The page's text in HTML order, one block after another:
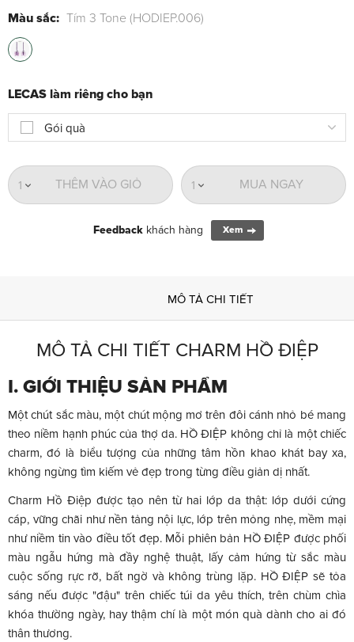
Màu sắc: Tím 3 Tone (HODIEP.006)
LECAS làm riêng cho bạn
Gói quà
THÊM VÀO GIỎ
1 MUA NGAY
1
Feedback khách hàng Xem
MÔ TẢ CHI TIẾT
MÔ TẢ CHI TIẾT CHARM HỒ ĐIỆP
I. GIỚI THIỆU SẢN PHẨM
Một chút sắc màu, một chút mộng mơ trên đôi cánh nhỏ bé mang
theo niềm hạnh phúc của thợ da. HỒ ĐIỆP không chỉ là một chiếc
charm, đó là biểu tượng của những tâm hồn khao khát bay xa,
không ngừng tìm kiếm vẻ đẹp trong từng điều giản dị nhất.
Charm Hồ Điệp được tạo nên từ hai lớp da thật: lớp dưới cứng
cáp, vững chãi như nền tảng nội lực, lớp trên mỏng nhẹ, mềm mại
như niềm tin vào điều tốt đẹp. Mỗi phiên bản HỒ ĐIỆP được phối
màu ngẫu hứng mà đầy nghệ thuật, lấy cảm hứng từ sắc màu
cuộc sống rực rỡ, bất ngờ và không trùng lặp. HỒ ĐIỆP sẽ tỏa
sáng nếu được "đậu" trên chiếc túi da yêu thích, trên chùm chìa
khóa thường ngày, hay thậm chí là một món quà dành cho ai đó
thân thương.